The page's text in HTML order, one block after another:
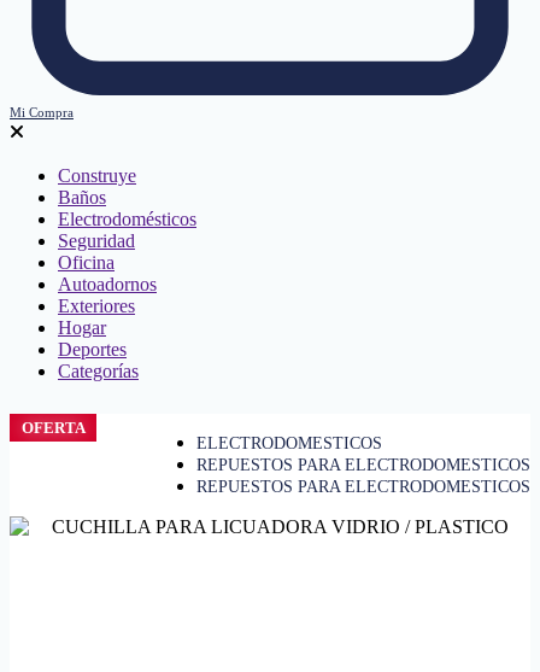
Mi Compra
Construye
Baños
Electrodomésticos
Seguridad
Oficina
Autoadornos
Exteriores
Hogar
Deportes
Categorías
ELECTRODOMESTICOS
REPUESTOS PARA ELECTRODOMESTICOS
REPUESTOS PARA ELECTRODOMESTICOS
OFERTA